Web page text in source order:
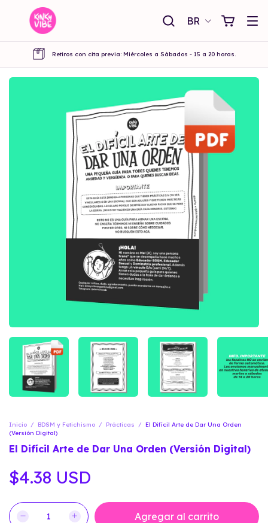
BR
Retiros con cita previa: Miércoles a Sábados - 15 a 20 horas.
Inicio / BDSM y Fetichismo / Prácticas / El Difícil Arte de Dar Una Orden
(Versión Digital)
El Difícil Arte de Dar Una Orden (Versión Digital)
$4.38 USD